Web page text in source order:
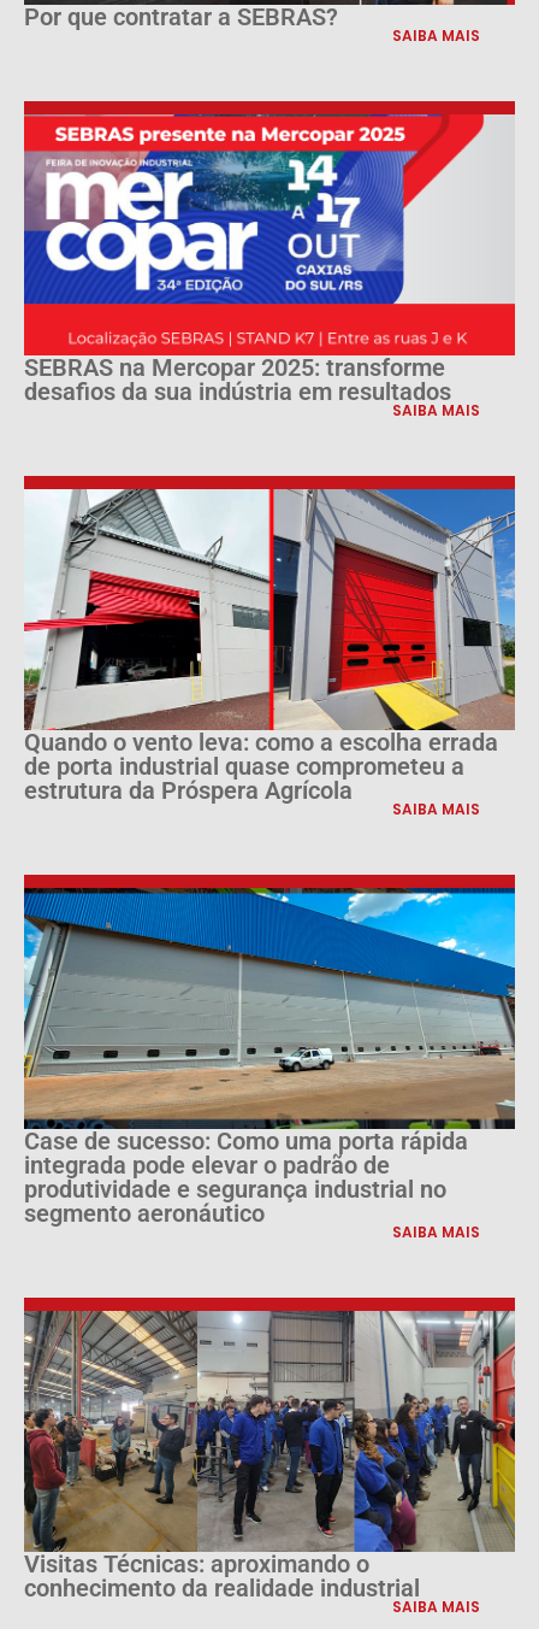
Por que contratar a SEBRAS?
SAIBA MAIS
SEBRAS na Mercopar 2025: transforme
desafios da sua indústria em resultados
SAIBA MAIS
Quando o vento leva: como a escolha errada
de porta industrial quase comprometeu a
estrutura da Próspera Agrícola
SAIBA MAIS
Case de sucesso: Como uma porta rápida
integrada pode elevar o padrão de
produtividade e segurança industrial no
segmento aeronáutico
SAIBA MAIS
Visitas Técnicas: aproximando o
conhecimento da realidade industrial
SAIBA MAIS